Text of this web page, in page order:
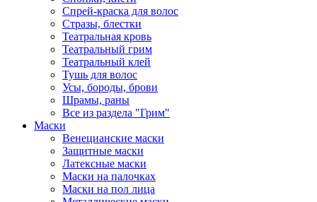
Спрей-краска для волос
Стразы, блестки
Театральная кровь
Театральный грим
Театральный клей
Тушь для волос
Усы, бороды, брови
Шрамы, раны
Все из раздела "Грим"
Маски
Венецианские маски
Защитные маски
Латексные маски
Маски на палочках
Маски на пол лица